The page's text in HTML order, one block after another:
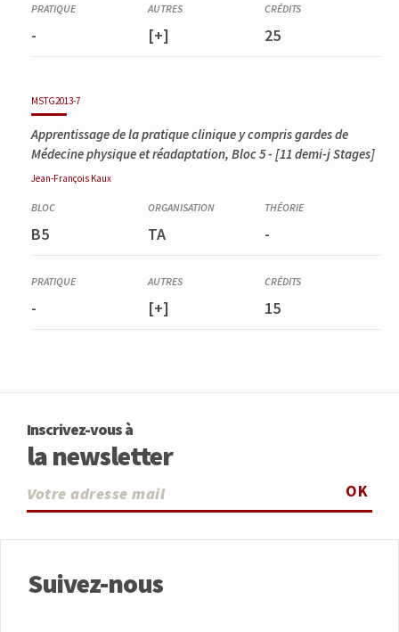
- [+] 25
MSTG2013-7
Apprentissage de la pratique clinique y compris gardes de
Médecine physique et réadaptation, Bloc 5- [11 demi-j Stages]
Jean-François Kaux
B5 TA -
- [+] 15
Inscrivez-vous à
la newsletter
OK
Suivez-nous